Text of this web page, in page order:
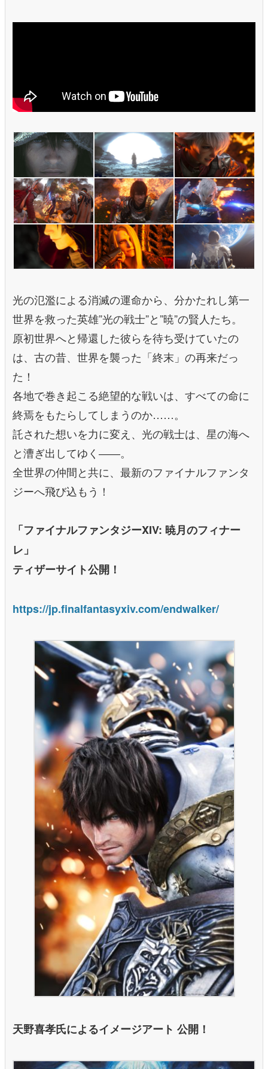
光の氾濫による消滅の運命から、分かたれし第一
世界を救った英雄”光の戦士”と”暁”の賢人たち。
原初世界へと帰還した彼らを待ち受けていたの
は、古の昔、世界を襲った「終末」の再来だっ
た！
各地で巻き起こる絶望的な戦いは、すべての命に
終焉をもたらしてしまうのか……。
託された想いを力に変え、光の戦士は、星の海へ
と漕ぎ出してゆく――。
全世界の仲間と共に、最新のファイナルファンタ
ジーへ飛び込もう！
「ファイナルファンタジーXIV: 暁月のフィナー
レ」
ティザーサイト公開！
https://jp.finalfantasyxiv.com/endwalker/
天野喜孝氏によるイメージアート 公開！